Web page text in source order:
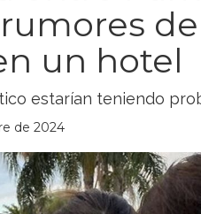
un hotel
estarían teniendo
de 2024